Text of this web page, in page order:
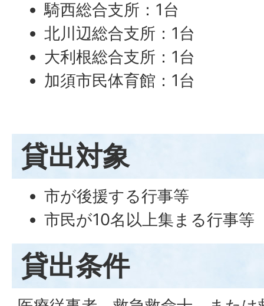
騎西総合支所：1台
北川辺総合支所：1台
大利根総合支所：1台
加須市民体育館：1台
貸出対象
市が後援する行事等
市民が10名以上集まる行事等
貸出条件